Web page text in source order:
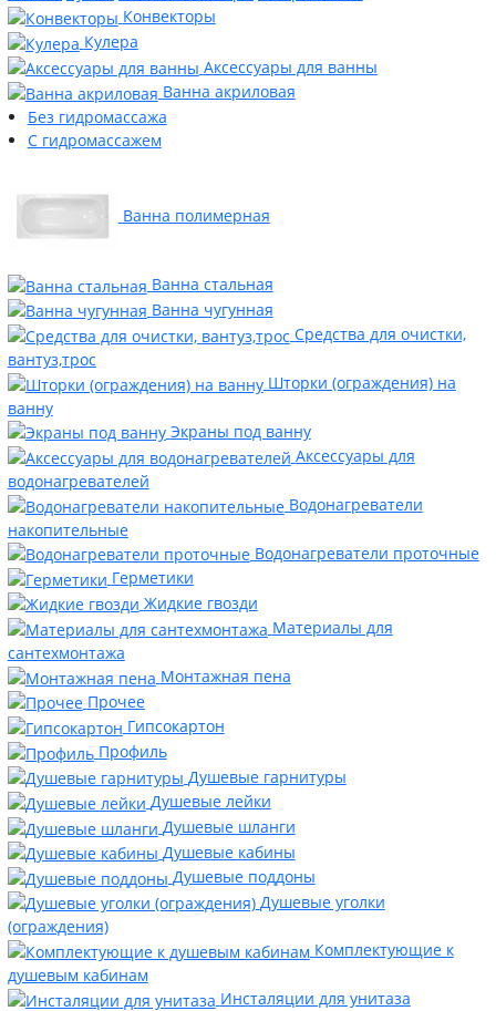
Конвекторы
Кулера
Аксессуары для ванны
Ванна акриловая
Без гидромассажа
С гидромассажем
Ванна полимерная
Ванна стальная
Ванна чугунная
Средства для очистки,
вантуз,трос
Шторки (ограждения) на
ванну
Экраны под ванну
Аксессуары для
водонагревателей
Водонагреватели
накопительные
Водонагреватели проточные
Герметики
Жидкие гвозди
Материалы для
сантехмонтажа
Монтажная пена
Прочее
Гипсокартон
Профиль
Душевые гарнитуры
Душевые лейки
Душевые шланги
Душевые кабины
Душевые поддоны
Душевые уголки
(ограждения)
Комплектующие к
душевым кабинам
Инсталяции для унитаза